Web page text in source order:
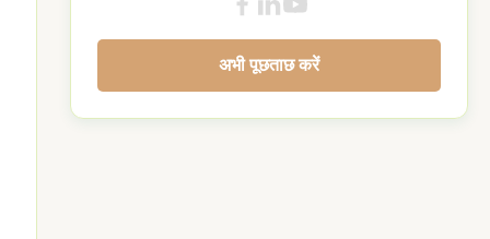
अभी पूछताछ करें